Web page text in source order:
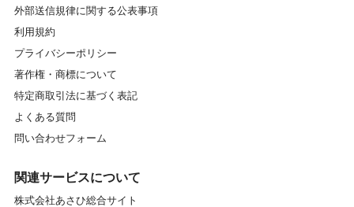
外部送信規律に関する公表事項
利用規約
プライバシーポリシー
著作権・商標について
特定商取引法に基づく表記
よくある質問
問い合わせフォーム
関連サービスについて
株式会社あさひ総合サイト